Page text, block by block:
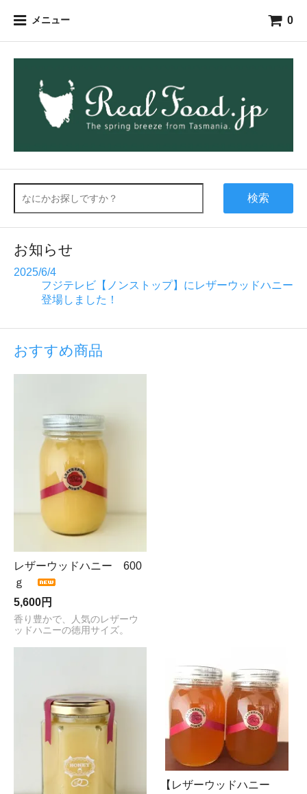
メニュー 0
検索
お知らせ
2025/6/4
フジテレビ【ノンストップ】にレザーウッドハニー
登場しました！
続きを見る
おすすめ商品
レザーウッドハニー 600
ｇ
5,600円
香り豊かで、人気のレザーウ
ッドハニーの徳用サイズ。
【レザーウッドハニー